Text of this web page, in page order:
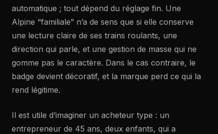
automatique ; tout dépend du réglage fin. Une
Alpine “familiale” n’a de sens que si elle conserve
une lecture claire de ses trains roulants, une
direction qui parle, et une gestion de masse qui ne
gomme pas le caractère. Dans le cas contraire, le
badge devient décoratif, et la marque perd ce qui la
rend légitime.
Il est utile d’imaginer un acheteur type : un
entrepreneur de 45 ans, deux enfants, qui a